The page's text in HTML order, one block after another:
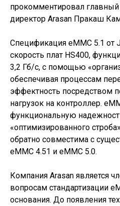
прокомментировал главный
директор Arasan Пракаш
Спецификация eMMC 5.1 от
скорость плат HS400,
3,2 Гб/с, с помощью
обеспечивая процессам
эффектность посредством
нагрузок на контроллер.
функциональную
«оптимизированного
обратно совместима с
eMMC 4.51 и eMMC 5.0.
Компания Arasan является
вопросам стандартизации
основания. До появления